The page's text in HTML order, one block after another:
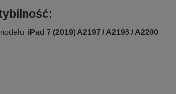
iPad 7 (2019) A2197 / A2198 / A2200